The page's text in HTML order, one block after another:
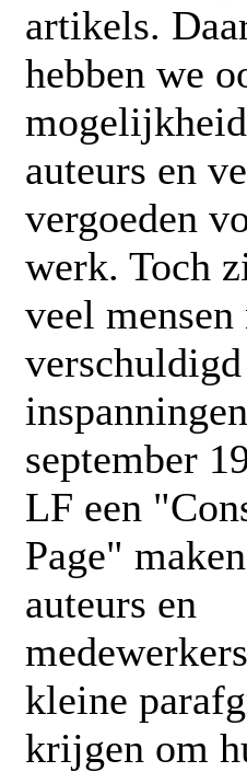
artikels.
hebben we
auteurs en
vergoeden
werk. Toch
veel
september
LF een
Page"
auteurs en
kleine
krijgen om